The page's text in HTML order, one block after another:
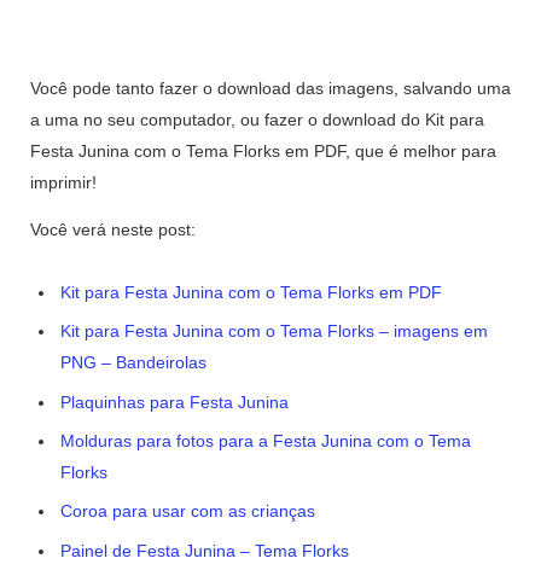
Você pode tanto fazer o download das imagens, salvando uma
a uma no seu computador, ou fazer o download do Kit para
Festa Junina com o Tema Florks em PDF, que é melhor para
imprimir!
Você verá neste post:
Kit para Festa Junina com o Tema Florks em PDF
Kit para Festa Junina com o Tema Florks – imagens em
PNG – Bandeirolas
Plaquinhas para Festa Junina
Molduras para fotos para a Festa Junina com o Tema
Florks
Coroa para usar com as crianças
Painel de Festa Junina – Tema Florks